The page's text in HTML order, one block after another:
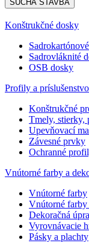
SUCHÁ STAVBA
Konštrukčné dosky
Sadrovláknité
OSB dosky
Profily a
Konštrukčné
Tmely, stierky,
Upevňovací
Závesné prvky
Ochranné
Vnútorné farby a
Vnútorné farby
Vnútorné
Dekoračná
Vyrovnávacie
Pásky a plachty